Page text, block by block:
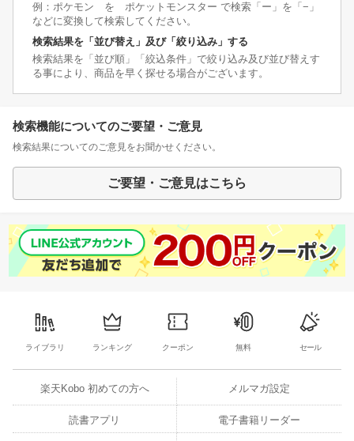
例：ポケモン を ポケットモンスター で検索「ー」を「−」
などに変換して検索してください。
検索結果を「並び替え」及び「絞り込み」する
検索結果を「並び順」「絞込条件」で絞り込み及び並び替えす
る事により、商品を早く探せる場合がございます。
検索機能についてのご要望・ご意見
検索結果についてのご意見をお聞かせください。
ご要望・ご意見はこちら
ライブラリ ランキング クーポン 無料 セール
楽天Kobo 初めての方へ メルマガ設定
読書アプリ 電子書籍リーダー